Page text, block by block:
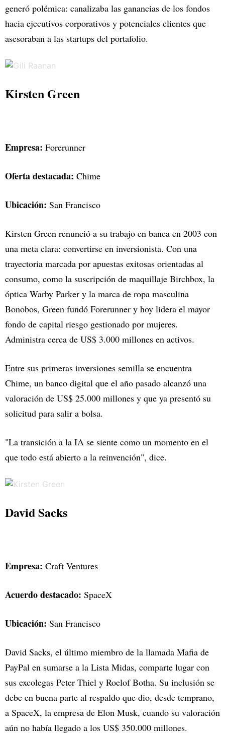
generó polémica: canalizaba las ganancias de los fondos
hacia ejecutivos corporativos y potenciales clientes que
asesoraban a las startups del portafolio.
Kirsten Green
Empresa: Forerunner
Oferta destacada: Chime
Ubicación: San Francisco
Kirsten Green renunció a su trabajo en banca en 2003 con
una meta clara: convertirse en inversionista. Con una
trayectoria marcada por apuestas exitosas orientadas al
consumo, como la suscripción de maquillaje Birchbox, la
óptica Warby Parker y la marca de ropa masculina
Bonobos, Green fundó Forerunner y hoy lidera el mayor
fondo de capital riesgo gestionado por mujeres.
Administra cerca de US$ 3.000 millones en activos.
Entre sus primeras inversiones semilla se encuentra
Chime, un banco digital que el año pasado alcanzó una
valoración de US$ 25.000 millones y que ya presentó su
solicitud para salir a bolsa.
"La transición a la IA se siente como un momento en el
que todo está abierto a la reinvención", dice.
David Sacks
Empresa: Craft Ventures
Acuerdo destacado: SpaceX
Ubicación: San Francisco
David Sacks, el último miembro de la llamada Mafia de
PayPal en sumarse a la Lista Midas, comparte lugar con
sus excolegas Peter Thiel y Roelof Botha. Su inclusión se
debe en buena parte al respaldo que dio, desde temprano,
a SpaceX, la empresa de Elon Musk, cuando su valoración
aún no había llegado a los US$ 350.000 millones.